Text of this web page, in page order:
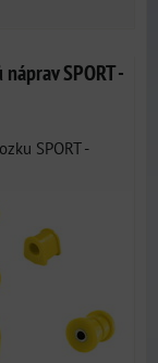
SPORT -
SPORT -